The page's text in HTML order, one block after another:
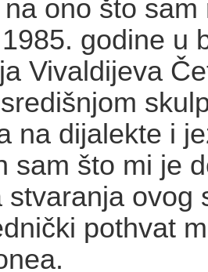
ono što sam
godine u
Vivaldijeva
na dijalekte i
sam što mi je
stvaranja ovog
pothvat